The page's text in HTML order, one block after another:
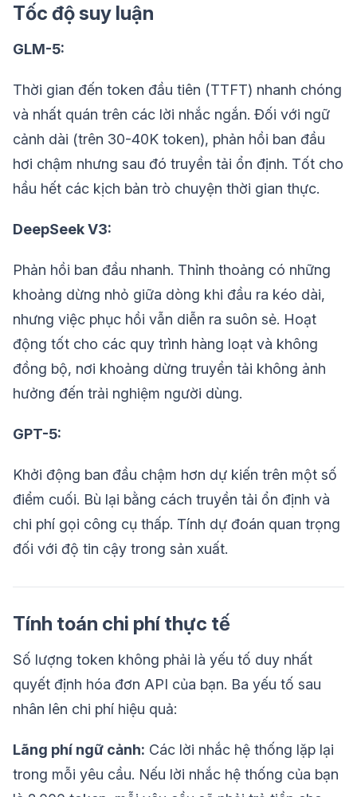
Tốc độ suy luận
GLM-5:
Thời gian đến token đầu tiên (TTFT) nhanh chóng
và nhất quán trên các lời nhắc ngắn. Đối với ngữ
cảnh dài (trên 30-40K token), phản hồi ban đầu
hơi chậm nhưng sau đó truyền tải ổn định. Tốt cho
hầu hết các kịch bản trò chuyện thời gian thực.
DeepSeek V3:
Phản hồi ban đầu nhanh. Thỉnh thoảng có những
khoảng dừng nhỏ giữa dòng khi đầu ra kéo dài,
nhưng việc phục hồi vẫn diễn ra suôn sẻ. Hoạt
động tốt cho các quy trình hàng loạt và không
đồng bộ, nơi khoảng dừng truyền tải không ảnh
hưởng đến trải nghiệm người dùng.
GPT-5:
Khởi động ban đầu chậm hơn dự kiến trên một số
điểm cuối. Bù lại bằng cách truyền tải ổn định và
chi phí gọi công cụ thấp. Tính dự đoán quan trọng
đối với độ tin cậy trong sản xuất.
Tính toán chi phí thực tế
Số lượng token không phải là yếu tố duy nhất
quyết định hóa đơn API của bạn. Ba yếu tố sau
nhân lên chi phí hiệu quả:
Lãng phí ngữ cảnh: Các lời nhắc hệ thống lặp lại
trong mỗi yêu cầu. Nếu lời nhắc hệ thống của bạn